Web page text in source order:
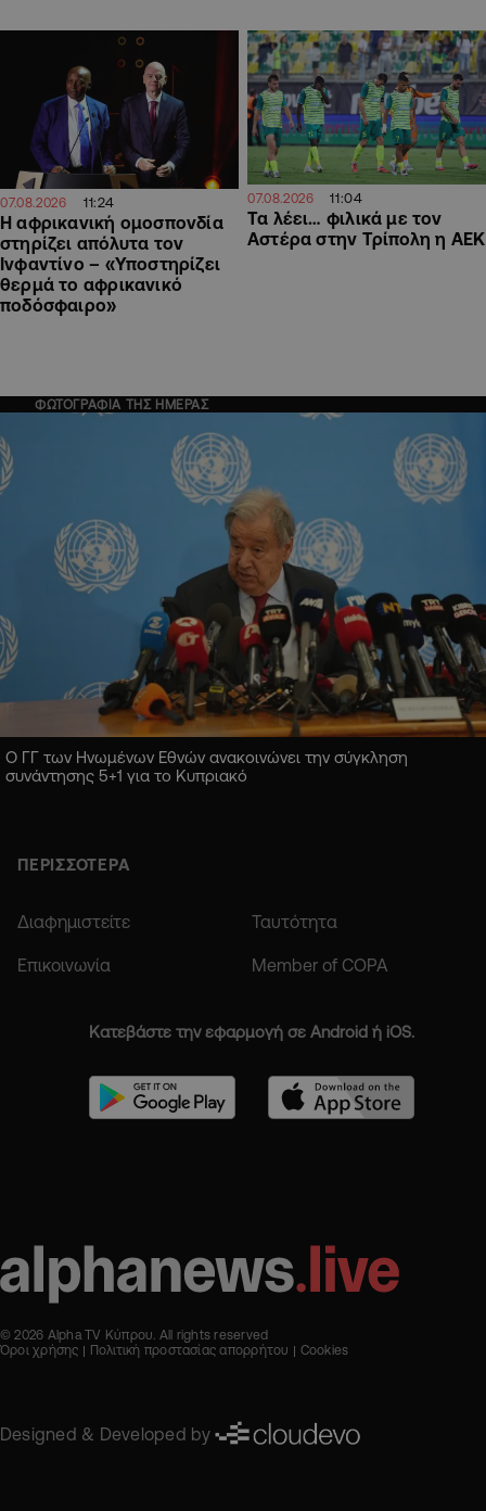
07.08.2026 11:24
Η αφρικανική ομοσπονδία
στηρίζει απόλυτα τον
Ινφαντίνο – «Υποστηρίζει
θερμά το αφρικανικό
ποδόσφαιρο»
07.08.2026 11:04
Τα λέει… φιλικά με τον
Αστέρα στην Τρίπολη η ΑΕΚ
ΦΩΤΟΓΡΑΦΙΑ ΤΗΣ ΗΜΕΡΑΣ
Ο ΓΓ των Ηνωμένων Εθνών ανακοινώνει την σύγκληση
συνάντησης 5+1 για το Κυπριακό
ΠΕΡΙΣΣΟΤΕΡΑ
Διαφημιστείτε Ταυτότητα
Επικοινωνία Member of COPA
Κατεβάστε την εφαρμογή σε Android ή iOS.
© 2026 Alpha TV Κύπρου. All rights reserved
Όροι χρήσης
Πολιτική προστασίας απορρήτου Cookies
Designed & Developed by